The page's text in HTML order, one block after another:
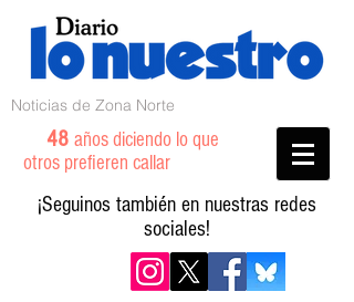
Noticias de Zona Norte
48 años diciendo lo que
otros prefieren callar
¡Seguinos también en nuestras redes
sociales!